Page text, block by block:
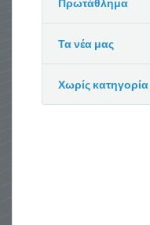
Τα νέα μας
Χωρίς κατηγορία